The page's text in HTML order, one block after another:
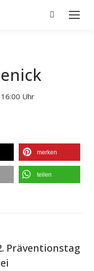
Search:
Uhr
merken
teilen
Präventionstag